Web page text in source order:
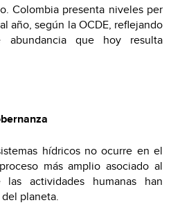
Colombia presenta niveles per
año, según la OCDE, reflejando
que hoy resulta
hídricos no ocurre en el
más amplio asociado al
actividades humanas han
planeta.